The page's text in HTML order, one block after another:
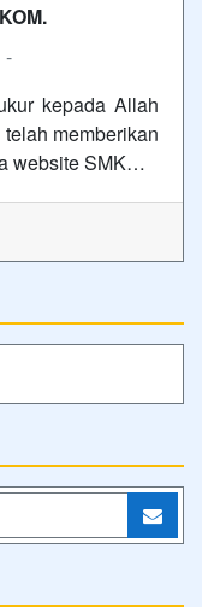
-
kepada Allah
memberikan
website SMK…